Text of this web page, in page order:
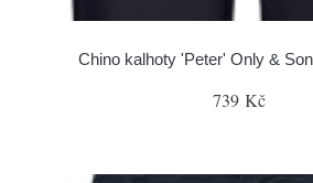
Chino kalhoty 'Peter' Only &
739 Kč